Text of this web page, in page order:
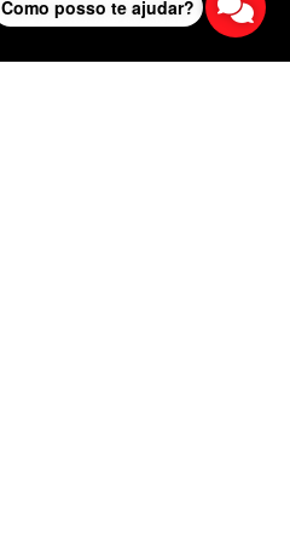
Como posso te ajudar?